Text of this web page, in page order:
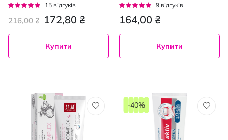
бактерій і карієсу 100 мл
Рейтинг:
15 відгуків
172,80 ₴
216,00 ₴
Купити
Рейтинг:
9 відгуків
164,00 ₴
Купити
-40%